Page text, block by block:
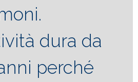
dura da
perché